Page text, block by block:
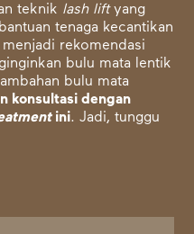
teknik lash liftyang
tenaga kecantikan
rekomendasi
bulu mata lentik
bulu mata
konsultasi dengan
ini. Jadi, tunggu